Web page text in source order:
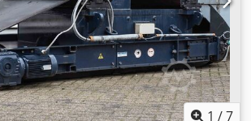
эффективный принцип: продукты
с помощью линейных транспортеров
лотков и направленно подаются в
Особенности: - простое
- удобное управление через цветной
память для различных рецептов
результаты благодаря
1 /7